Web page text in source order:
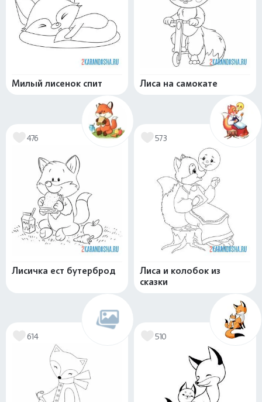
Милый лисенок спит Лиса на самокате
476
Лисичка ест бутерброд
573
Лиса и колобок из
сказки
614 510